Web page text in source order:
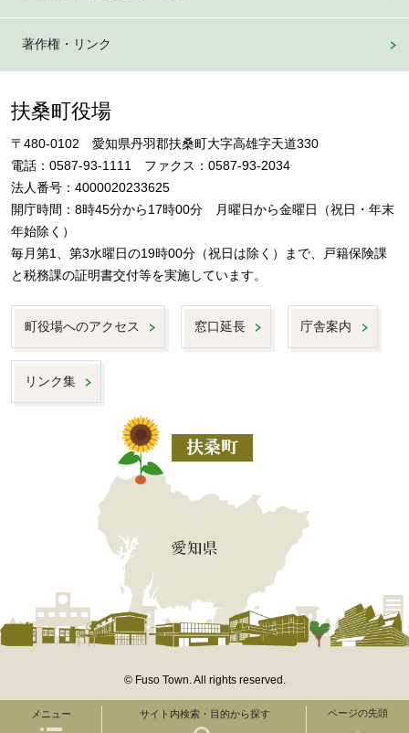
メニュー サイト内検索・目的から探す ページの先頭
著作権・リンク
扶桑町役場
〒480-0102 愛知県丹羽郡扶桑町大字高雄字天道330
電話：0587-93-1111 ファクス：0587-93-2034
法人番号：4000020233625
開庁時間：8時45分から17時00分 月曜日から金曜日（祝日・年末
年始除く）
毎月第1、第3水曜日の19時00分（祝日は除く）まで、戸籍保険課
と税務課の証明書交付等を実施しています。
町役場へのアクセス 窓口延長 庁舎案内
リンク集
© Fuso Town. All rights reserved.